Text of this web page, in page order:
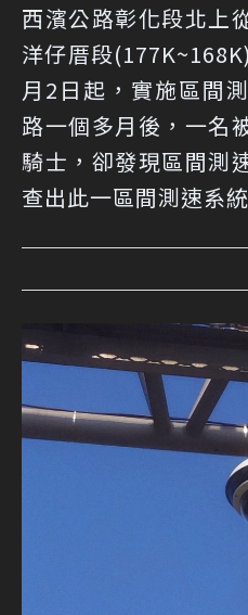
西濱公路彰化段北上
洋仔厝段
月2日起，實施區間
路一個多月後，一名
騎士，卻發現區間測
查出此一區間測速系